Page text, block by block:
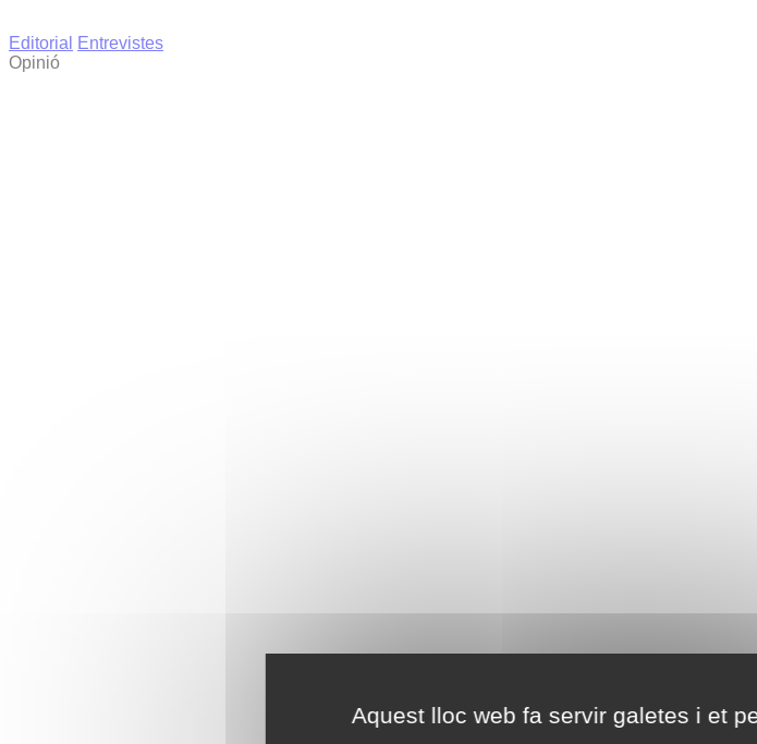
Aquest lloc web fa servir galetes i et
Editorial
Entrevistes
Opinió